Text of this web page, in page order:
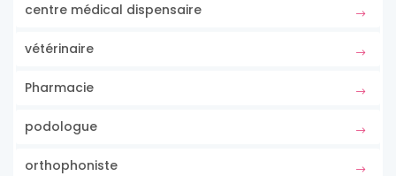
centre médical dispensaire
vétérinaire
Pharmacie
podologue
orthophoniste